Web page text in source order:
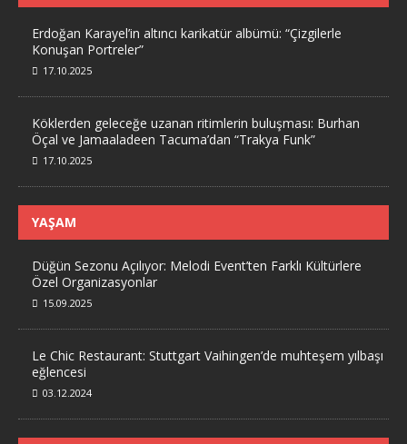
Erdoğan Karayel’in altıncı karikatür albümü: “Çizgilerle
Konuşan Portreler”
17.10.2025
Köklerden geleceğe uzanan ritimlerin buluşması: Burhan
Öçal ve Jamaaladeen Tacuma’dan “Trakya Funk”
17.10.2025
YAŞAM
Düğün Sezonu Açılıyor: Melodi Event’ten Farklı Kültürlere
Özel Organizasyonlar
15.09.2025
Le Chic Restaurant: Stuttgart Vaihingen’de muhteşem yılbaşı
eğlencesi
03.12.2024